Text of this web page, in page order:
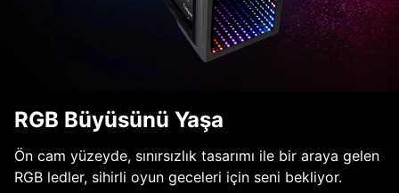
RGB Büyüsünü Yaşa
Ön cam yüzeyde, sınırsızlık tasarımı ile bir araya gelen
RGB ledler, sihirli oyun geceleri için seni bekliyor.